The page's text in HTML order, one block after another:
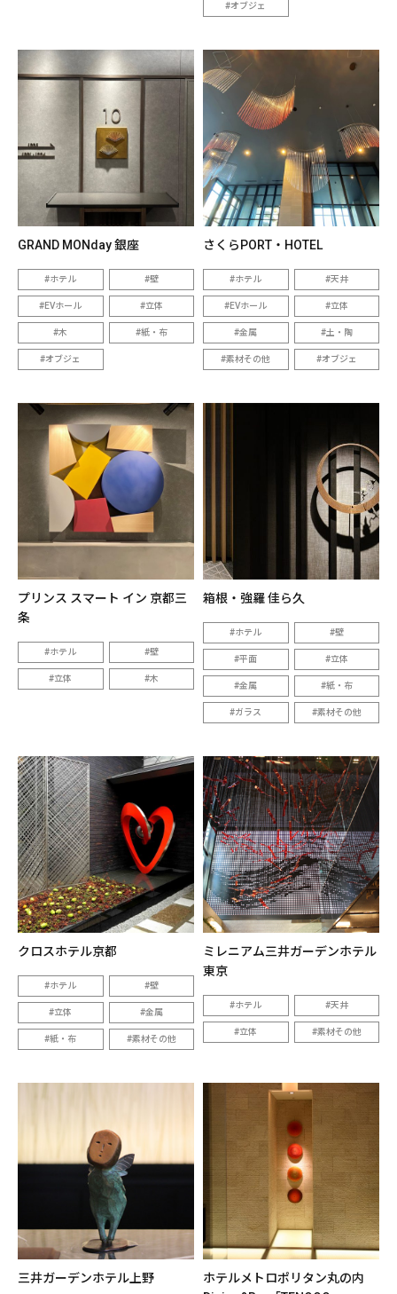
オブジェ
GRAND MONday 銀座
ホテル 壁
EVホール 立体
木 紙・布
オブジェ
さくらPORT・HOTEL
ホテル 天井
EVホール 立体
金属 土・陶
素材その他 オブジェ
プリンス スマート イン 京都三
条
ホテル 壁
立体 木
箱根・強羅 佳ら久
ホテル 壁
平面 立体
金属 紙・布
ガラス 素材その他
クロスホテル京都
ホテル 壁
立体 金属
紙・布 素材その他
ミレニアム三井ガーデンホテル
東京
ホテル 天井
立体 素材その他
三井ガーデンホテル上野
ホテルメトロポリタン丸の内